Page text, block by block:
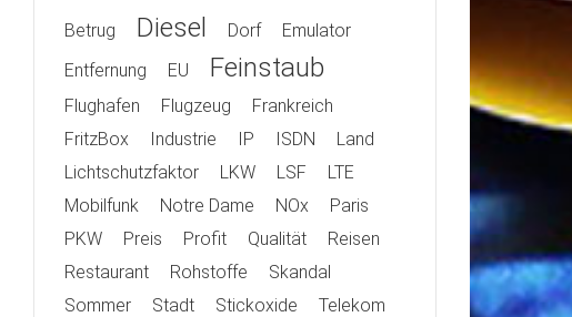
Betrug
Diesel Dorf
Emulator
Entfernung
EU Feinstaub
Flughafen Flugzeug
Frankreich
FritzBox
Industrie IP ISDN
Land
Lichtschutzfaktor
LKW LSF
LTE
Mobilfunk
Notre Dame NOx
Paris
PKW
Preis Profit Qualität
Reisen
Restaurant
Rohstoffe
Skandal
Sommer
Stadt Stickoxide Telekom